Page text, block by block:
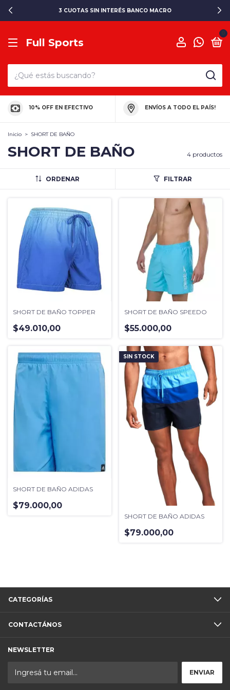
3 CUOTAS SIN INTERÉS BANCO MACRO
Full Sports
10% OFF EN EFECTIVO ENVÍOS A TODO EL PAÍS!
Inicio > SHORT DE BAÑO
SHORT DE BAÑO 4 productos
ORDENAR FILTRAR
SHORT DE BAÑO TOPPER
$49.010,00
SHORT DE BAÑO SPEEDO
$55.000,00
SHORT DE BAÑO ADIDAS
$79.000,00
SIN STOCK
SHORT DE BAÑO ADIDAS
$79.000,00
CATEGORÍAS
CONTACTÁNOS
NEWSLETTER